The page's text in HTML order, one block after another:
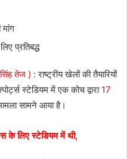
मांग
प्रतिबद्ध
सिंह तेज ) :राष्ट्रीय खेलों की तैयारियों
स्टेडियम में एक कोच द्वारा 17
सामने आया है।
के लिए स्टेडियम में थी,